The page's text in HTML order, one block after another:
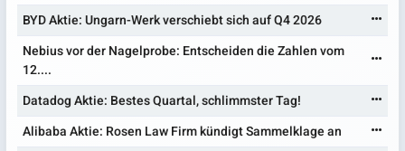
BYD Aktie: Ungarn-Werk verschiebt sich auf Q4 2026
Nebius vor der Nagelprobe: Entscheiden die Zahlen vom
12....
Datadog Aktie: Bestes Quartal, schlimmster Tag!
Alibaba Aktie: Rosen Law Firm kündigt Sammelklage an